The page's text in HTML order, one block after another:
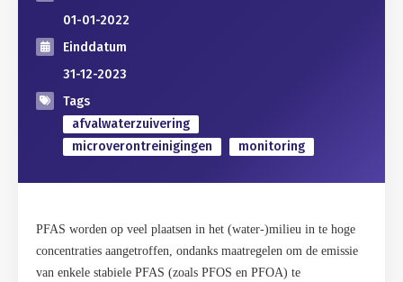
01-01-2022
Einddatum
31-12-2023
Tags
afvalwaterzuivering
microverontreinigingen
monitoring
PFAS worden op veel plaatsen in het (water-)milieu in te hoge
concentraties aangetroffen, ondanks maatregelen om de emissie
van enkele stabiele PFAS (zoals PFOS en PFOA) te